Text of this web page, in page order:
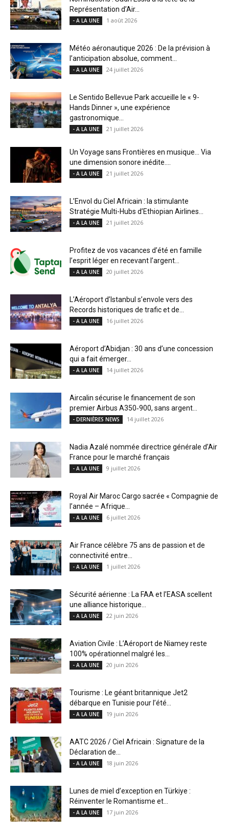
Représentation d’Air...
- A LA UNE 1 août 2026
Météo aéronautique 2026 : De la prévision à
l’anticipation absolue, comment...
- A LA UNE 24 juillet 2026
Le Sentido Bellevue Park accueille le « 9-
Hands Dinner », une expérience
gastronomique...
- A LA UNE 21 juillet 2026
Un Voyage sans Frontières en musique… Via
une dimension sonore inédite....
- A LA UNE 21 juillet 2026
L’Envol du Ciel Africain : la stimulante
Stratégie Multi-Hubs d’Ethiopian Airlines...
- A LA UNE 21 juillet 2026
Profitez de vos vacances d’été en famille
l’esprit léger en recevant l’argent...
- A LA UNE 20 juillet 2026
L’Aéroport d’Istanbul s’envole vers des
Records historiques de trafic et de...
- A LA UNE 16 juillet 2026
Aéroport d’Abidjan : 30 ans d’une concession
qui a fait émerger...
- A LA UNE 14 juillet 2026
Aircalin sécurise le financement de son
premier Airbus A350‑900, sans argent...
- DERNIÈRES NEWS 14 juillet 2026
Nadia Azalé nommée directrice générale d’Air
France pour le marché français
- A LA UNE 9 juillet 2026
Royal Air Maroc Cargo sacrée « Compagnie de
l’année – Afrique...
- A LA UNE 6 juillet 2026
Air France célèbre 75 ans de passion et de
connectivité entre...
- A LA UNE 1 juillet 2026
Sécurité aérienne : La FAA et l’EASA scellent
une alliance historique...
- A LA UNE 22 juin 2026
Aviation Civile : L’Aéroport de Niamey reste
100% opérationnel malgré les...
- A LA UNE 20 juin 2026
Tourisme : Le géant britannique Jet2
débarque en Tunisie pour l’été...
- A LA UNE 19 juin 2026
AATC 2026 / Ciel Africain : Signature de la
Déclaration de...
- A LA UNE 18 juin 2026
Lunes de miel d’exception en Türkiye :
Réinventer le Romantisme et...
- A LA UNE 17 juin 2026